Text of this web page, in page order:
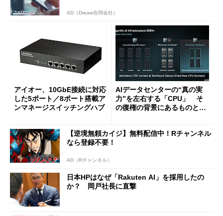
AD（Dreaw合同会社）
アイオー、10GbE接続に対応
した5ポート／8ポート搭載ア
ンマネージスイッチングハブ
AIデータセンターの“真の実
力”を左右する「CPU」 そ
の復権の背景にあるものと
【逆境無頼カイジ】無料配信中！Rチャンネル
なら登録不要！
AD（Rチャンネル）
日本HPはなぜ「Rakuten AI」を採用したの
か？ 岡戸社長に直撃